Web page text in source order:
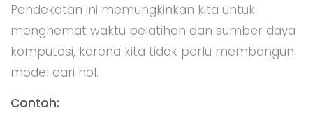
Pendekatan ini memungkinkan kita untuk
menghemat waktu pelatihan dan sumber daya
komputasi, karena kita tidak perlu membangun
model dari nol.
Contoh: